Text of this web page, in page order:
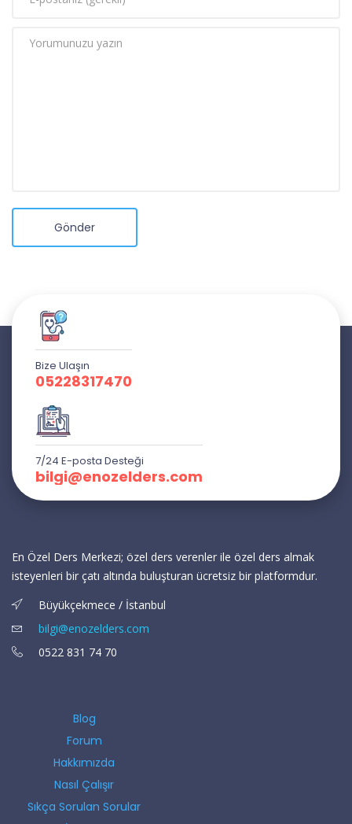
Gönder
Bize Ulaşın
05228317470
7/24 E-posta Desteği
bilgi@enozelders.com
En Özel Ders Merkezi; özel ders verenler ile özel ders almak
isteyenleri bir çatı altında buluşturan ücretsiz bir platformdur.
Büyükçekmece / İstanbul
bilgi@enozelders.com
0522 831 74 70
Blog
Forum
Hakkımızda
Nasıl Çalışır
Sıkça Sorulan Sorular